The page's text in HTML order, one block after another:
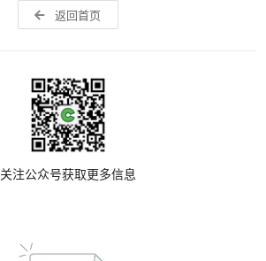
返回首页
关注公众号获取更多信息